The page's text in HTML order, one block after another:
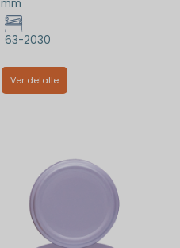
mm
63-2030
Ver detalle